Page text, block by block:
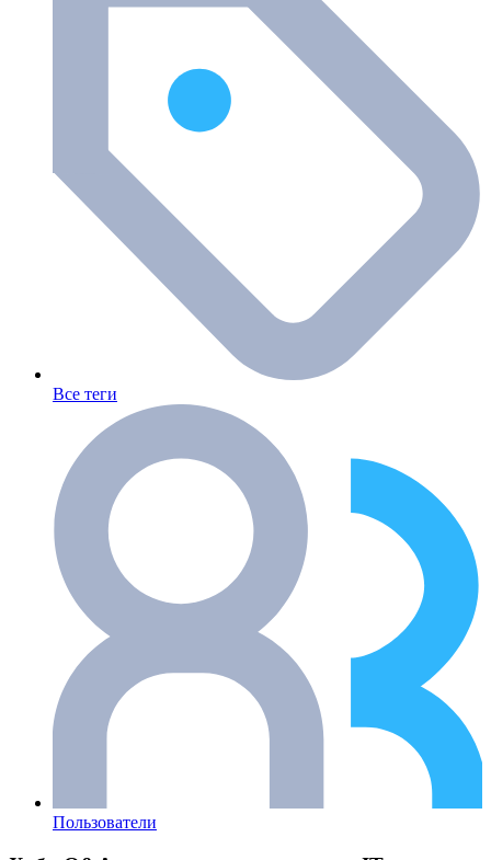
Все теги
Пользователи